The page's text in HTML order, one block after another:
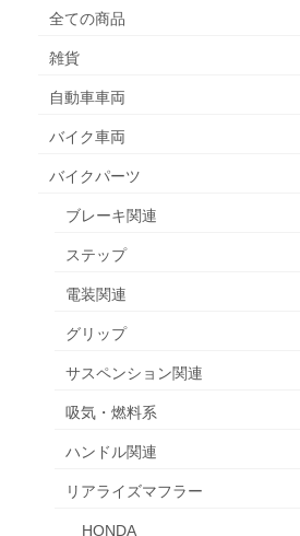
全ての商品
雑貨
自動車車両
バイク車両
バイクパーツ
ブレーキ関連
ステップ
電装関連
グリップ
サスペンション関連
吸気・燃料系
ハンドル関連
リアライズマフラー
HONDA